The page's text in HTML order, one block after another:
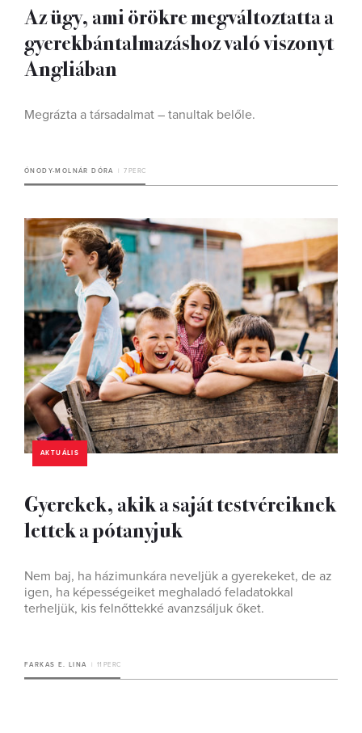
Az ügy, ami örökre megváltoztatta a
gyerekbántalmazáshoz való viszonyt
Angliában
Megrázta a társadalmat – tanultak belőle.
ÓNODY-MOLNÁR DÓRA 7 PERC
AKTUÁLIS
Gyerekek, akik a saját testvéreiknek
lettek a pótanyjuk
Nem baj, ha házimunkára neveljük a gyerekeket, de az
igen, ha képességeiket meghaladó feladatokkal
terheljük, kis felnőttekké avanzsáljuk őket.
FARKAS E. LINA 11 PERC